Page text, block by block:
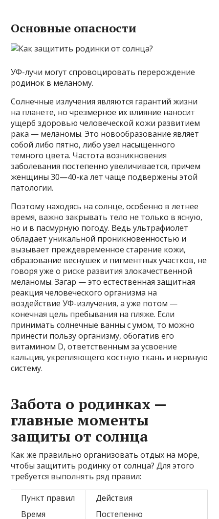
Основные опасности
УФ-лучи могут спровоцировать перерождение
родинок в меланому.
Солнечные излучения являются гарантий жизни
на планете, но чрезмерное их влияние наносит
ущерб здоровью человеческой кожи развитием
рака — меланомы. Это новообразование являет
собой либо пятно, либо узел насыщенного
темного цвета. Частота возникновения
заболевания постепенно увеличивается, причем
женщины 30—40-ка лет чаще подвержены этой
патологии.
Поэтому находясь на солнце, особенно в летнее
время, важно закрывать тело не только в ясную,
но и в пасмурную погоду. Ведь ультрафиолет
обладает уникальной проникновенностью и
вызывает преждевременное старение кожи,
образование веснушек и пигментных участков, не
говоря уже о риске развития злокачественной
меланомы. Загар — это естественная защитная
реакция человеческого организма на
воздействие УФ-излучения, а уже потом —
конечная цель пребывания на пляже. Если
принимать солнечные ванны с умом, то можно
принести пользу организму, обогатив его
витамином D, ответственным за усвоение
кальция, укрепляющего костную ткань и нервную
систему.
Забота о родинках —
главные моменты
защиты от солнца
Как же правильно организовать отдых на море,
чтобы защитить родинку от солнца? Для этого
требуется выполнять ряд правил:
Пункт правил
Действия
Время
Постепенно